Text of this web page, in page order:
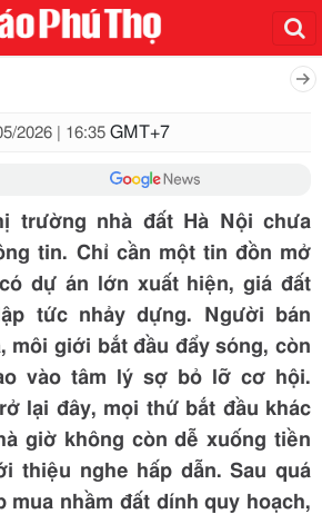
2026 | 16:35 GMT+7
trường nhà đất Hà Nội chưa
tin. Chỉ cần một tin đồn mở
dự án lớn xuất hiện, giá đất
tức nhảy dựng. Người bán
môi giới bắt đầu đẩy sóng, còn
vào tâm lý sợ bỏ lỡ cơ hội.
lại đây, mọi thứ bắt đầu khác
giờ không còn dễ xuống tiền
thiệu nghe hấp dẫn. Sau quá
mua nhầm đất dính quy hoạch,